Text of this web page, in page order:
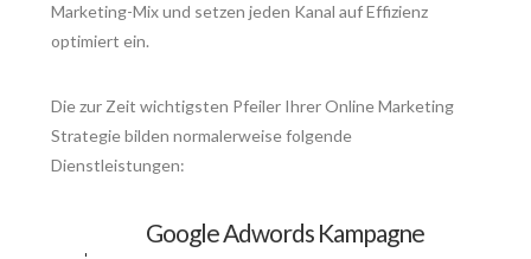
Marketing-Mix und setzen jeden Kanal auf Effizienz
optimiert ein.
Die zur Zeit wichtigsten Pfeiler Ihrer Online Marketing
Strategie bilden normalerweise folgende
Dienstleistungen:
Google Adwords Kampagne